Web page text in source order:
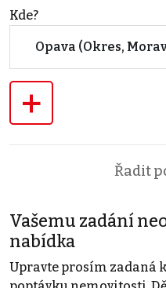
Kde?
Opava (Okres,
+
Řadit
Vašemu zadání
nabídka
Upravte prosím zadaná